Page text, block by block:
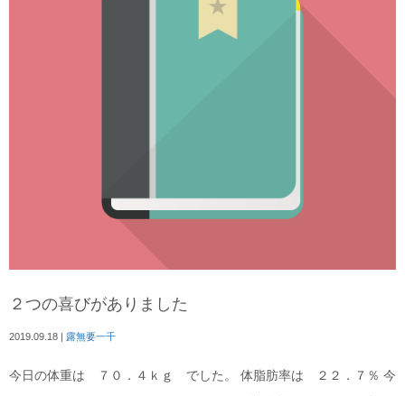
２つの喜びがありました
2019.09.18 | 露無要一千
今日の体重は ７０．４ｋｇ でした。 体脂肪率は ２２．７％ 今